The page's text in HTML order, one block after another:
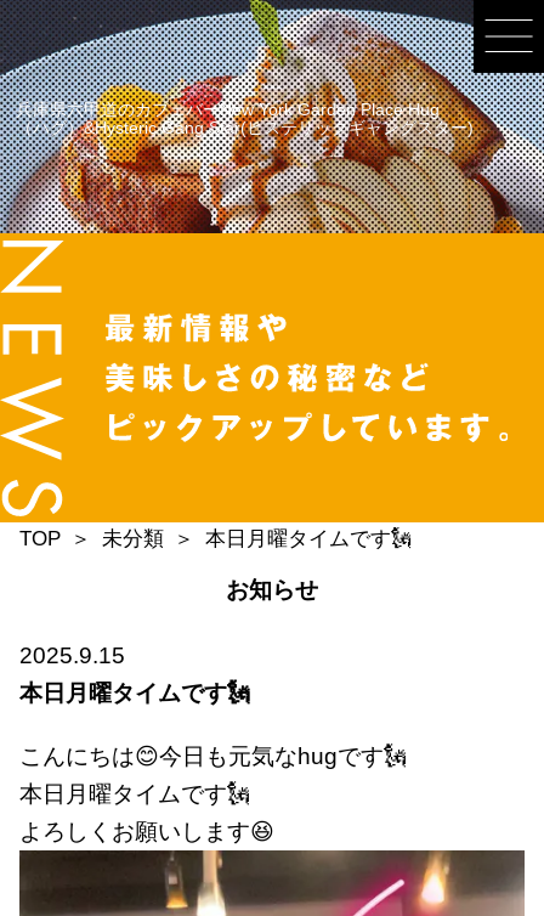
兵庫県六甲道のカフェバーNew York Garden Place Hug
（ハグ）&Hysteric Gang Star(ヒステリックギャングスター)
TOP 未分類 本日月曜タイムです🗽
お知らせ
2025.9.15
本日月曜タイムです🗽
こんにちは😊今日も元気なhugです🗽
本日月曜タイムです🗽
よろしくお願いします😆